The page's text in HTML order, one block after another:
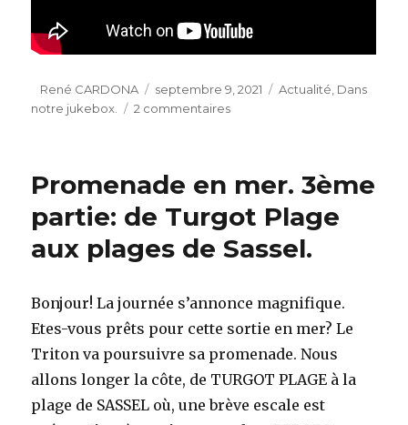
Auteur
René CARDONA
Publié
le
septembre 9, 2021 Catégories
Actualité Dans
notre jukebox.
2 commentairessur
l’été
Deux
pour
le
d’un.
Promenade en mer. 3ème
partie: de Turgot Plage
aux plages de Sassel.
Bonjour! La journée s’annonce magnifique.
Etes-vous prêts pour cette sortie en mer? Le
Triton va poursuivre sa promenade. Nous
allons longer la côte, de TURGOT PLAGE à la
plage de SASSEL où, une brève escale est